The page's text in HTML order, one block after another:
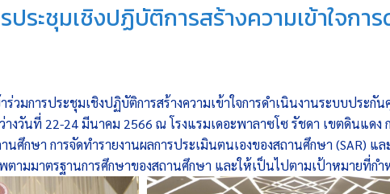
ประชุมเชิงปฏิบัติการสร้างความเข้าใจก
วมการประชุมเชิงปฏิบัติการสร้างความเข้าใจการดำเนินงานระบบประ
งวันที่ 22-24 มีนาคม 2566 ณ โรงแรมเดอะพาลาซโซ รัชดา เขตดินแดง
ศึกษา การจัดทำรายงานผลการประเมินตนเองของสถานศึกษา (SAR) แ
มมาตรฐานการศึกษาของสถานศึกษา และให้เป็นไปตามเป้าหมายที่กำ